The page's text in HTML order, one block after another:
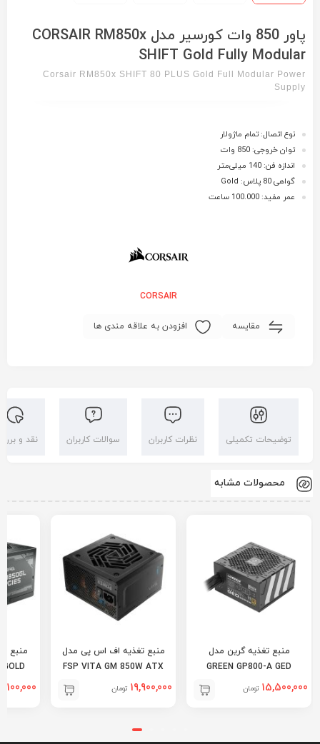
پاور 850 وات کورسیر مدل CORSAIR RM850x
SHIFT Gold Fully Modular
Corsair RM850x SHIFT 80 PLUS Gold Full Modular Power
Supply
نوع اتصال: تمام ماژولار
توان خروجی: 850 وات
اندازه فن: 140 میلی‌متر
گواهی 80 پلاس: Gold
عمر مفید: 100.000 ساعت
CORSAIR
مقایسه افزودن به علاقه مندی ها
توضیحات تکمیلی نظرات کاربران سوالات کاربران نقد و
محصولات مشابه
منبع تغذیه گرین مدل
GREEN GP800-A GED
15,500,000 تومان
منبع تغذیه اف اس پی مدل
FSP VITA GM 850W ATX
19,900,000 تومان
منبع